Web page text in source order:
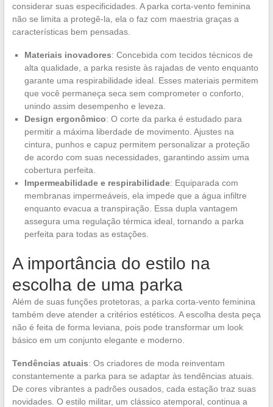
considerar suas especificidades. A parka corta-vento feminina
não se limita a protegê-la, ela o faz com maestria graças a
características bem pensadas.
Materiais inovadores: Concebida com tecidos técnicos de
alta qualidade, a parka resiste às rajadas de vento enquanto
garante uma respirabilidade ideal. Esses materiais permitem
que você permaneça seca sem comprometer o conforto,
unindo assim desempenho e leveza.
Design ergonômico: O corte da parka é estudado para
permitir a máxima liberdade de movimento. Ajustes na
cintura, punhos e capuz permitem personalizar a proteção
de acordo com suas necessidades, garantindo assim uma
cobertura perfeita.
Impermeabilidade e respirabilidade: Equiparada com
membranas impermeáveis, ela impede que a água infiltre
enquanto evacua a transpiração. Essa dupla vantagem
assegura uma regulação térmica ideal, tornando a parka
perfeita para todas as estações.
A importância do estilo na
escolha de uma parka
Além de suas funções protetoras, a parka corta-vento feminina
também deve atender a critérios estéticos. A escolha desta peça
não é feita de forma leviana, pois pode transformar um look
básico em um conjunto elegante e moderno.
Tendências atuais: Os criadores de moda reinventam
constantemente a parka para se adaptar às tendências atuais.
De cores vibrantes a padrões ousados, cada estação traz suas
novidades. O estilo militar, um clássico atemporal, continua a